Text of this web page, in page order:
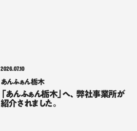
2026.07.10
あんふぁん栃木
「あんふぁん栃木」へ、弊社事業所が
紹介されました。